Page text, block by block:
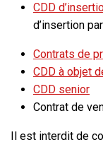
CDD
d’insertion
Contrats de
CDD à objet
CDD senior
Contrat de
Il est interdit de